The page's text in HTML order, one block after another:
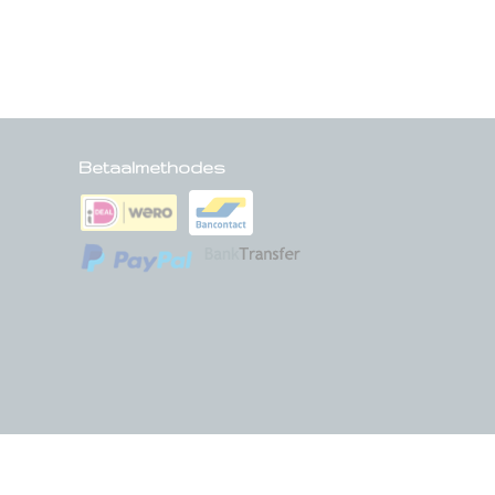
Betaalmethodes